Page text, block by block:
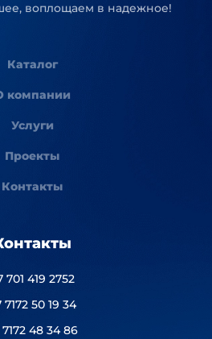
воплощаем в надежное!
Каталог
компании
Услуги
Проекты
Контакты
701 419 2752
7172 50 19 34
7172 48 34 86